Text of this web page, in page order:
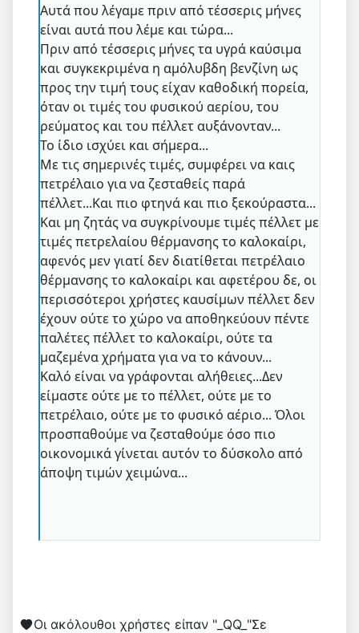
Αυτά που λέγαμε πριν από τέσσερις μήνες
είναι αυτά που λέμε και τώρα...
Πριν από τέσσερις μήνες τα υγρά καύσιμα
και συγκεκριμένα η αμόλυβδη βενζίνη ως
προς την τιμή τους είχαν καθοδική πορεία,
όταν οι τιμές του φυσικού αερίου, του
ρεύματος και του πέλλετ αυξάνονταν...
Το ίδιο ισχύει και σήμερα...
Με τις σημερινές τιμές, συμφέρει να καις
πετρέλαιο για να ζεσταθείς παρά
πέλλετ...Και πιο φτηνά και πιο ξεκούραστα...
Και μη ζητάς να συγκρίνουμε τιμές πέλλετ με
τιμές πετρελαίου θέρμανσης το καλοκαίρι,
αφενός μεν γιατί δεν διατίθεται πετρέλαιο
θέρμανσης το καλοκαίρι και αφετέρου δε, οι
περισσότεροι χρήστες καυσίμων πέλλετ δεν
έχουν ούτε το χώρο να αποθηκεύουν πέντε
παλέτες πέλλετ το καλοκαίρι, ούτε τα
μαζεμένα χρήματα για να το κάνουν...
Καλό είναι να γράφονται αλήθειες...Δεν
είμαστε ούτε με το πέλλετ, ούτε με το
πετρέλαιο, ούτε με το φυσικό αέριο... Όλοι
προσπαθούμε να ζεσταθούμε όσο πιο
οικονομικά γίνεται αυτόν το δύσκολο από
άποψη τιμών χειμώνα...
Οι ακόλουθοι χρήστες είπαν "_QQ_"Σε